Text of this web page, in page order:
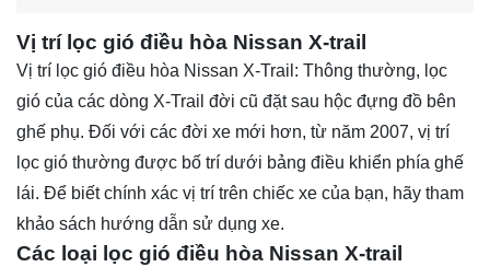
Vị trí lọc gió điều hòa Nissan X-trail
Vị trí lọc gió điều hòa Nissan X-Trail: Thông thường, lọc
gió của các dòng X-Trail đời cũ đặt sau hộc đựng đồ bên
ghế phụ. Đối với các đời xe mới hơn, từ năm 2007, vị trí
lọc gió thường được bố trí dưới bảng điều khiển phía ghế
lái. Để biết chính xác vị trí trên chiếc xe của bạn, hãy tham
khảo sách hướng dẫn sử dụng xe.
Các loại lọc gió điều hòa Nissan X-trail